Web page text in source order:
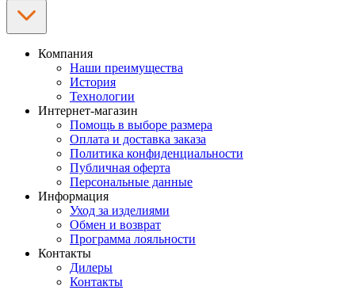
Компания
Наши преимущества
История
Технологии
Интернет-магазин
Помощь в выборе размера
Оплата и доставка заказа
Политика конфиденциальности
Публичная оферта
Персональные данные
Информация
Уход за изделиями
Обмен и возврат
Программа лояльности
Контакты
Дилеры
Контакты